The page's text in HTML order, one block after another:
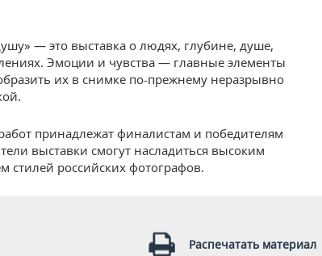
— это выставка о людях, глубине, душе,
Эмоции и чувства — главные элементы
их в снимке по-прежнему неразрывно
принадлежат финалистам и победителям
выставки смогут насладиться высоким
стилей российских фотографов.
Распечатать материал